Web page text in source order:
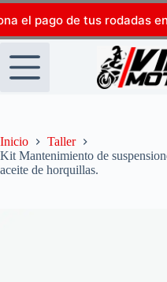
el pago de tus rodadas
Inicio
Taller
Kit Mantenimiento de
aceite de horquillas.